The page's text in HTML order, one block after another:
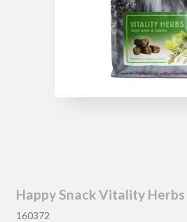
Happy Snack Vitality Herbs
160372